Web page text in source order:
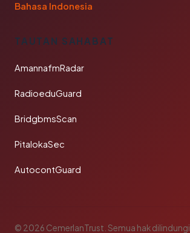
Bahasa Indonesia
TAUTAN SAHABAT
AmannafmRadar
RadioeduGuard
BridgbmsScan
PitalokaSec
AutocontGuard
© 2026 CemerlanTrust. Semua hak dilindungi.